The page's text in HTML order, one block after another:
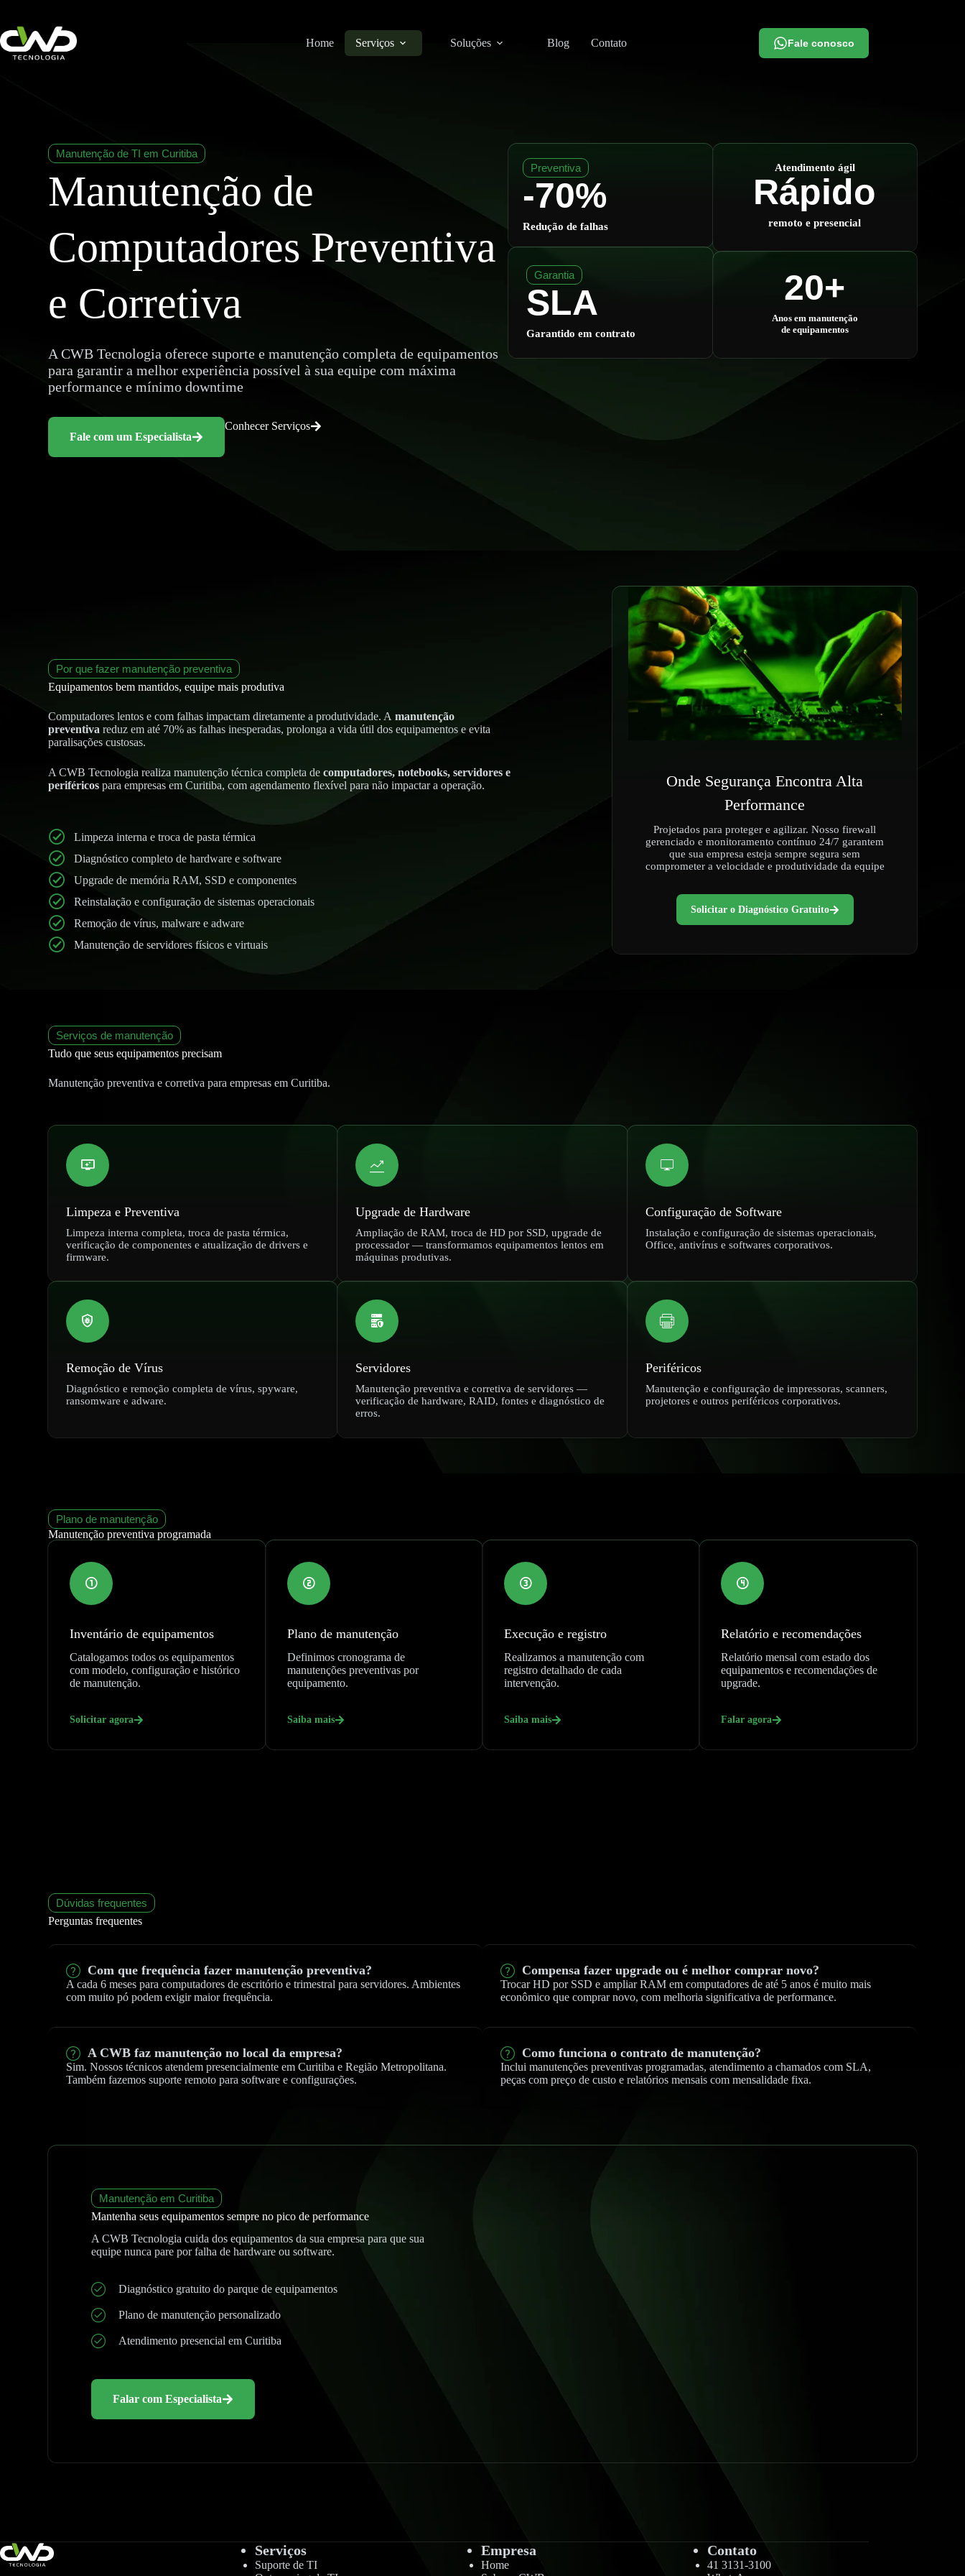
Home Serviços Soluções Blog Contato Fale conosco
Manutenção de TI em Curitiba
Manutenção de
Computadores Preventiva
e Corretiva
A CWB Tecnologia oferece suporte e manutenção completa de equipamentos
para garantir a melhor experiência possível à sua equipe com máxima
performance e mínimo downtime
Fale com um Especialista
Conhecer Serviços
Preventiva
-70%
Redução de falhas
Garantia
SLA
Garantido em contrato
Atendimento ágil
Rápido
remoto e presencial
20+
Anos em manutenção
de equipamentos
Por que fazer manutenção preventiva
Equipamentos bem mantidos, equipe mais produtiva
Computadores lentos e com falhas impactam diretamente a produtividade. Amanutenção
preventiva reduz em até 70% as falhas inesperadas, prolonga a vida útil dos equipamentos e evita
paralisações custosas.
A CWB Tecnologia realiza manutenção técnica completa decomputadores, notebooks, servidores e
periféricos para empresas em Curitiba, com agendamento flexível para não impactar a operação.
Limpeza interna e troca de pasta térmica
Diagnóstico completo de hardware e software
Upgrade de memória RAM, SSD e componentes
Reinstalação e configuração de sistemas operacionais
Remoção de vírus, malware e adware
Manutenção de servidores físicos e virtuais
Onde Segurança Encontra Alta
Performance
Projetados para proteger e agilizar. Nosso firewall
gerenciado e monitoramento contínuo 24/7 garantem
que sua empresa esteja sempre segura sem
comprometer a velocidade e produtividade da equipe
Solicitar o Diagnóstico Gratuito
Serviços de manutenção
Tudo que seus equipamentos precisam
Manutenção preventiva e corretiva para empresas em Curitiba.
Limpeza e Preventiva
Limpeza interna completa, troca de pasta térmica,
verificação de componentes e atualização de drivers e
firmware.
Upgrade de Hardware
Ampliação de RAM, troca de HD por SSD, upgrade de
processador — transformamos equipamentos lentos em
máquinas produtivas.
Configuração de Software
Instalação e configuração de sistemas operacionais,
Office, antivírus e softwares corporativos.
Remoção de Vírus
Diagnóstico e remoção completa de vírus, spyware,
ransomware e adware.
Servidores
Manutenção preventiva e corretiva de servidores —
verificação de hardware, RAID, fontes e diagnóstico de
erros.
Periféricos
Manutenção e configuração de impressoras, scanners,
projetores e outros periféricos corporativos.
Plano de manutenção
Manutenção preventiva programada
Inventário de equipamentos
Catalogamos todos os equipamentos
com modelo, configuração e histórico
de manutenção.
Solicitar agora
Plano de manutenção
Definimos cronograma de
manutenções preventivas por
equipamento.
Saiba mais
Execução e registro
Realizamos a manutenção com
registro detalhado de cada
intervenção.
Saiba mais
Relatório e recomendações
Relatório mensal com estado dos
equipamentos e recomendações de
upgrade.
Falar agora
Dúvidas frequentes
Perguntas frequentes
Com que frequência fazer manutenção preventiva?
A cada 6 meses para computadores de escritório e trimestral para servidores. Ambientes
com muito pó podem exigir maior frequência.
Compensa fazer upgrade ou é melhor comprar novo?
Trocar HD por SSD e ampliar RAM em computadores de até 5 anos é muito mais
econômico que comprar novo, com melhoria significativa de performance.
A CWB faz manutenção no local da empresa?
Sim. Nossos técnicos atendem presencialmente em Curitiba e Região Metropolitana.
Também fazemos suporte remoto para software e configurações.
Como funciona o contrato de manutenção?
Inclui manutenções preventivas programadas, atendimento a chamados com SLA,
peças com preço de custo e relatórios mensais com mensalidade fixa.
Manutenção em Curitiba
Mantenha seus equipamentos sempre no pico de performance
A CWB Tecnologia cuida dos equipamentos da sua empresa para que sua
equipe nunca pare por falha de hardware ou software.
Diagnóstico gratuito do parque de equipamentos
Plano de manutenção personalizado
Atendimento presencial em Curitiba
Falar com Especialista
Serviços
Suporte de TI
Empresa
Home
Contato
41 3131-3100